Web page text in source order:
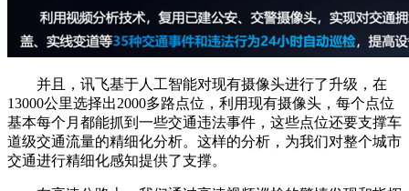
并且，讯飞基于人工智能对现有摄像头进行了升级，在
13000公里选择出2000多路点位，利用现有摄像头，每个点位
基本每个月都能抓到一些交通违法事件，这些点位还要支撑车
道级交通流量的精细化分析。这样的分析，为我们对整个城市
交通进行精细化感知提供了支撑。